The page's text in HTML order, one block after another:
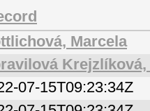
Marcela
Krejzlíková,
07-15T09:23:34Z